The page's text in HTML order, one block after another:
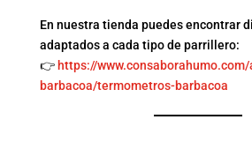
En nuestra tienda puedes encontrar
adaptados a cada tipo de parrillero:
👉 https://
barbacoa/termometros-barbacoa